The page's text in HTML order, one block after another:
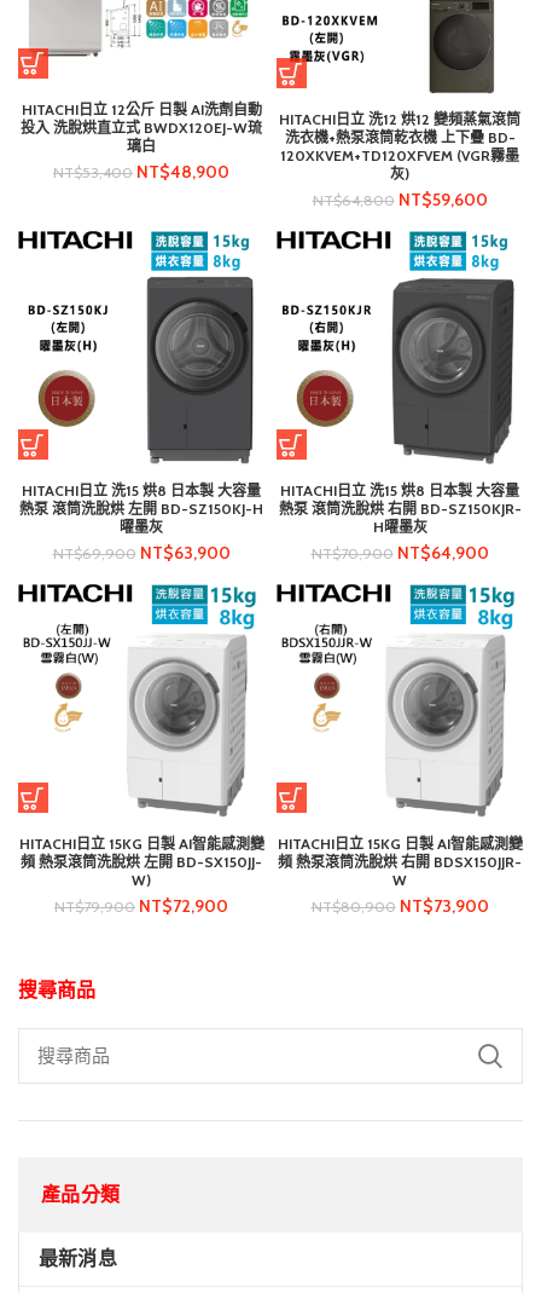
搜尋商品
產品分類
最新消息
HITACHI日立 12公斤 日製 AI洗劑自動
投入 洗脫烘直立式 BWDX120EJ-W琉
璃白
NT$53,400 NT$48,900
HITACHI日立 洗12 烘12 變頻蒸氣滾筒
洗衣機+熱泵滾筒乾衣機 上下疊 BD-
120XKVEM+TD120XFVEM (VGR霧墨
灰)
NT$64,800 NT$59,600
HITACHI日立 洗15 烘8 日本製 大容量
熱泵 滾筒洗脫烘 左開 BD-SZ150KJ-H
曜墨灰
NT$69,900 NT$63,900
HITACHI日立 洗15 烘8 日本製 大容量
熱泵 滾筒洗脫烘 右開 BD-SZ150KJR-
H曜墨灰
NT$70,900 NT$64,900
HITACHI日立 15KG 日製 AI智能感測變
頻 熱泵滾筒洗脫烘 左開 BD-SX150JJ-
W)
NT$79,900 NT$72,900
HITACHI日立 15KG 日製 AI智能感測變
頻 熱泵滾筒洗脫烘 右開 BDSX150JJR-
W
NT$80,900 NT$73,900